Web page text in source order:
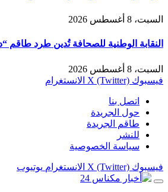
السبت، 8 أغسطس 2026
النقابة الوطنية للصحافة تُدين طرد طاقم
السبت، 8 أغسطس 2026
فيسبوك X (Twitter) الانستغرام
اتصل بنا
حول الجريدة
طاقم الجريدة
للنشر
سياسة الخصوصية
فيسبوك X (Twitter) الانستغرام يوتيوب